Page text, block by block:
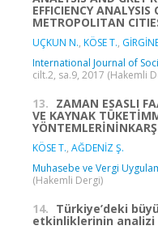
EFFICIENCY
METROPOLITAN
UÇKUN N., KÖSE T.,
International Journal of
cilt.2, sa.9, 2017 (Hakemli
13. ZAMAN ESASLI
VE KAYNAK
KÖSE T., AĞDENİZ Ş.
Muhasebe ve Vergi
(Hakemli Dergi)
14. Türkiye’deki
etkinliklerinin analizi